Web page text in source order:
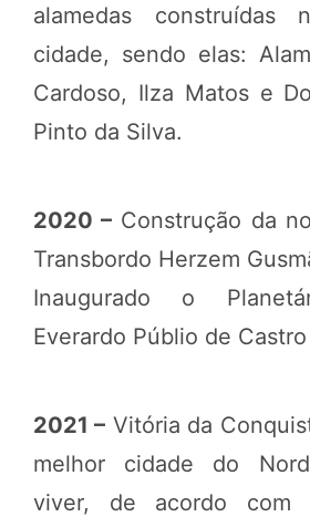
alamedas construídas
cidade, sendo elas:
Cardoso, Ilza Matos e
Pinto da Silva.
2020 – Construção da
Transbordo Herzem
Inaugurado o
Everardo Públio de Castro
2021 – Vitória da
melhor cidade do
viver, de acordo com